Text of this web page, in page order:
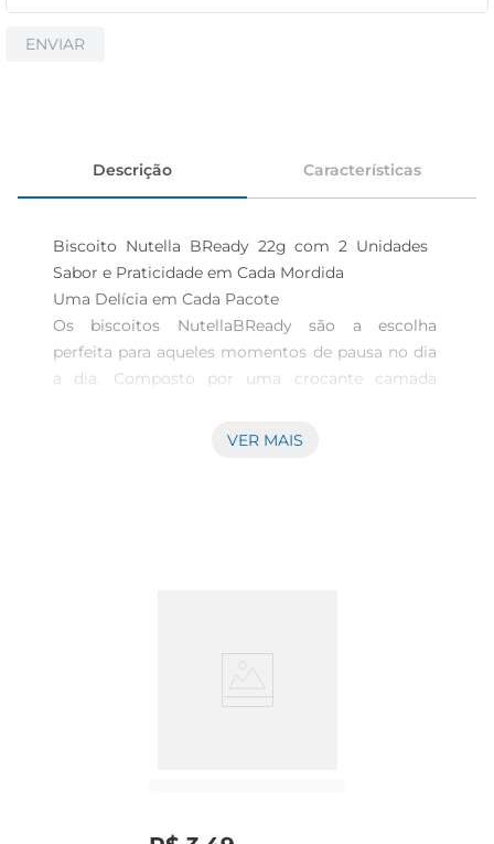
ENVIAR
Descrição Características
Biscoito Nutella BReady 22g com 2 Unidades
Sabor e Praticidade em Cada Mordida
Uma Delícia em Cada Pacote
Os biscoitos NutellaBReady são a escolha
perfeita para aqueles momentos de pausa no dia
a dia. Composto por uma crocante camada
Nutella, cada mordida traz uma explosão de
biscoito contrasta perfeitamente com a
VER MAIS